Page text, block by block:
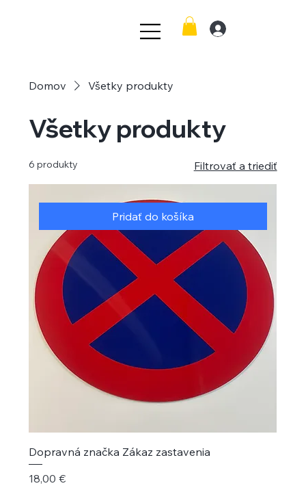
Domov Všetky produkty
Všetky produkty
6 produkty Filtrovať a triediť
Pridať do košíka
Dopravná značka Zákaz zastavenia
Cena
18,00 €